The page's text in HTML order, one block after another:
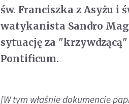
św. Franciszka z Asyżu i
watykanista Sandro
sytuację za
Pontificum.
[W tym właśnie dokumencie